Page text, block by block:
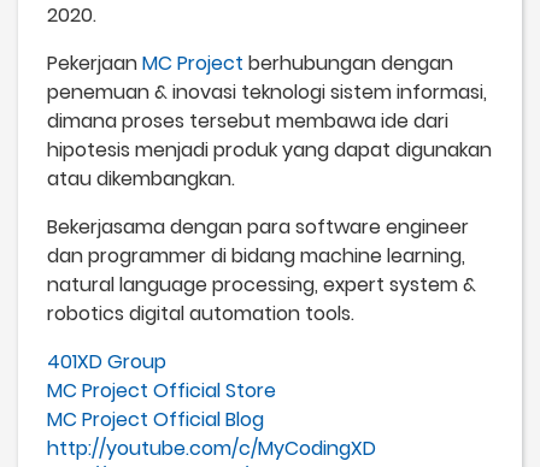
2020.
PekerjaanMC Project berhubungan dengan
penemuan & inovasi teknologi sistem informasi,
dimana proses tersebut membawa ide dari
hipotesis menjadi produk yang dapat digunakan
atau dikembangkan.
Bekerjasama dengan para software engineer
dan programmer di bidang machine learning,
natural language processing, expert system &
robotics digital automation tools.
401XD Group
MC Project Official Store
MC Project Official Blog
http://youtube.com/c/MyCodingXD